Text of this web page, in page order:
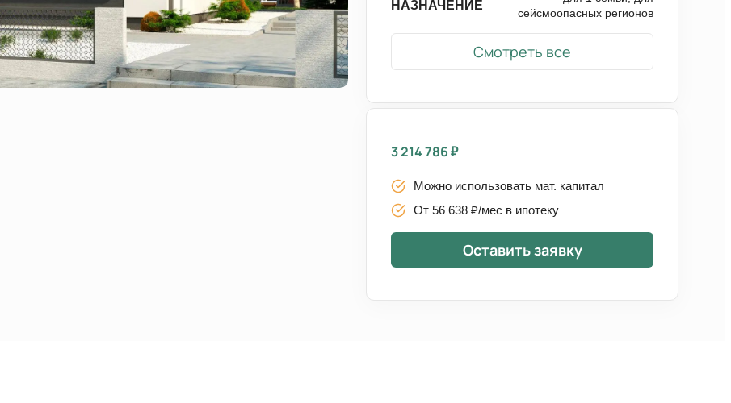
НАЗНАЧЕНИЕ
сейсмоопасных регионов
Смотреть все
3 214 786₽
Можно использовать мат. капитал
От 56 638 ₽/мес в ипотеку
Оставить заявку